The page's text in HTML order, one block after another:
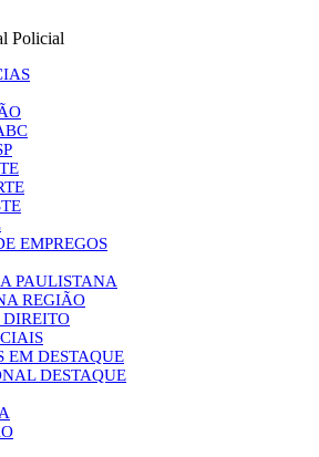
EMPREGOS
PAULISTANA
REGIÃO
EM DESTAQUE
DESTAQUE